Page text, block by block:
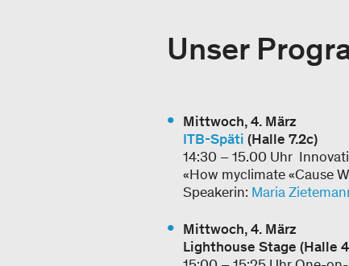
Unser
Mittwoch, 4. März
ITB-Späti (Halle 7.2c)
14:30 – 15.00 Uhr
«How myclimate «Cause
Speakerin: Maria
Mittwoch, 4. März
Lighthouse Stage (Halle